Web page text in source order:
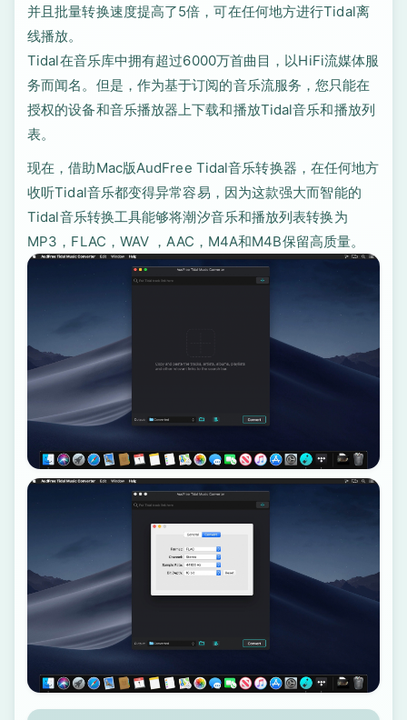
并且批量转换速度提高了5倍，可在任何地方进行Tidal离
线播放。
Tidal在音乐库中拥有超过6000万首曲目，以HiFi流媒体服
务而闻名。但是，作为基于订阅的音乐流服务，您只能在
授权的设备和音乐播放器上下载和播放Tidal音乐和播放列
表。
现在，借助Mac版AudFree Tidal音乐转换器，在任何地方
收听Tidal音乐都变得异常容易，因为这款强大而智能的
Tidal音乐转换工具能够将潮汐音乐和播放列表转换为
MP3，FLAC，WAV ，AAC，M4A和M4B保留高质量。